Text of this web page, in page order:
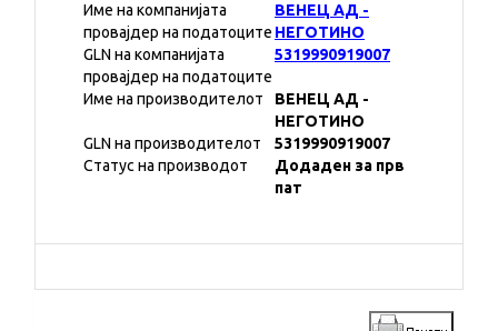
Име на компанијата
провајдер на податоците
ВЕНЕЦ АД -
НЕГОТИНО
GLN на компанијата
провајдер на податоците
5319990919007
Име на производителот
ВЕНЕЦ АД -
НЕГОТИНО
GLN на производителот
5319990919007
Статус на производот
Додаден за прв
пат